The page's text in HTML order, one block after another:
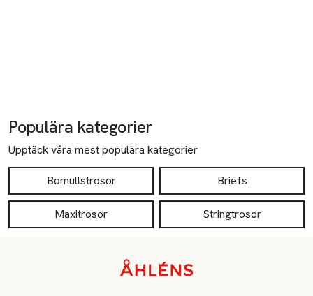
Populära kategorier
Upptäck våra mest populära kategorier
Bomullstrosor Briefs
Maxitrosor Stringtrosor